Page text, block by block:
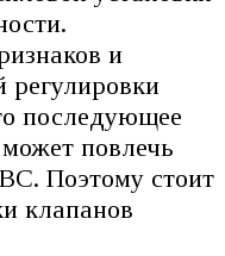
и
регулировки
последующее
повлечь
Поэтому стоит
клапанов